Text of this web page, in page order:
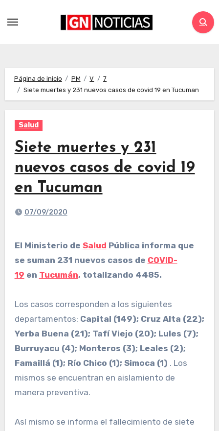
Página de inicio PM V
7
Siete muertes y 231 nuevos casos de covid 19 en Tucuman
Salud
Siete muertes y 231
nuevos casos de covid 19
en Tucuman
07/09/2020
El Ministerio de Salud Pública informa que
se suman 231 nuevos casos de COVID-
19 en Tucumán, totalizando 4485.
Los casos corresponden a los siguientes
departamentos: Capital (149); Cruz Alta (22);
Yerba Buena (21); Tafí Viejo (20); Lules (7);
Burruyacu (4); Monteros (3); Leales (2);
Famaillá (1); Río Chico (1); Simoca (1) . Los
mismos se encuentran en aislamiento de
manera preventiva.
Así mismo se informa el fallecimiento de siete